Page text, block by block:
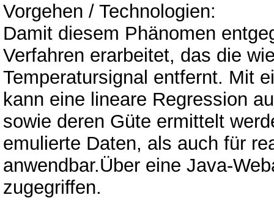
Vorgehen / Technologien:
Damit diesem Phänomen
Verfahren erarbeitet, das die
Temperatursignal entfernt. Mit
kann eine lineare Regression
sowie deren Güte ermittelt
emulierte Daten, als auch für
anwendbar.Über eine Java-
zugegriffen.